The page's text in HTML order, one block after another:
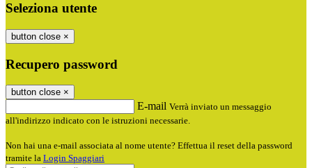
Seleziona utente
button close ×
Recupero password
button close ×
E-mail Verrà inviato un messaggio
all'indirizzo indicato con le istruzioni necessarie.
Non hai una e-mail associata al nome utente? Effettua il reset della password
tramite la Login Spaggiari